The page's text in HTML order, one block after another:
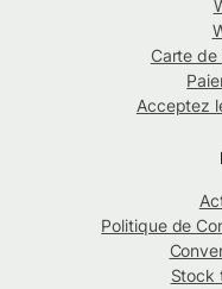
Carte
Acceptez
Politique de
Stock